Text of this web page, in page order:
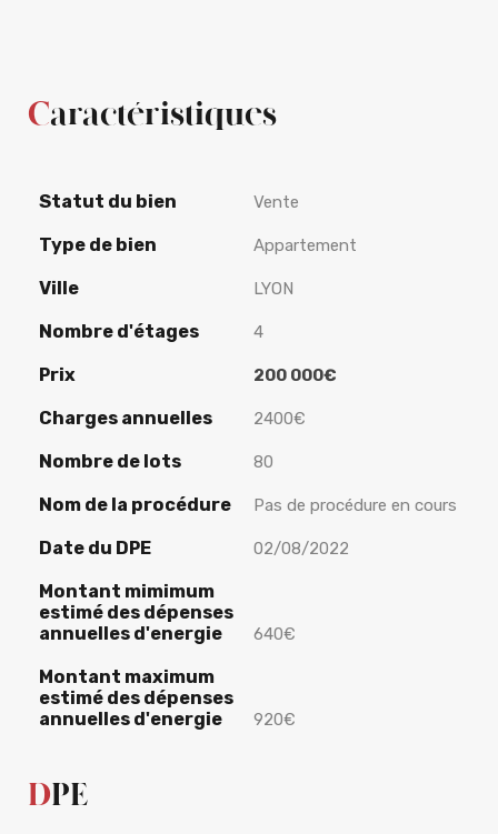
Caractéristiques
Statut du bien Vente
Type de bien Appartement
Ville LYON
Nombre d'étages 4
Prix 200 000€
Charges annuelles 2400€
Nombre de lots 80
Nom de la procédure Pas de procédure en cours
Date du DPE 02/08/2022
Montant mimimum
estimé des dépenses
annuelles d'energie
640€
Montant maximum
estimé des dépenses
annuelles d'energie
920€
DPE